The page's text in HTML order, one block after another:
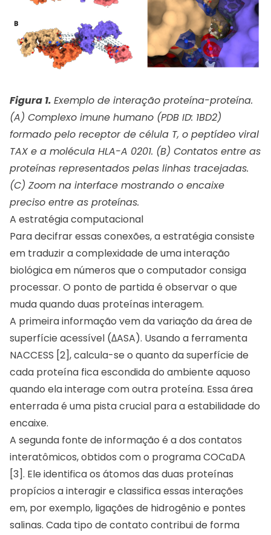
Figura 1. Exemplo de interação proteína-proteína.
(A) Complexo imune humano (PDB ID: 1BD2)
formado pelo receptor de célula T, o peptídeo viral
TAX e a molécula HLA-A 0201. (B) Contatos entre as
proteínas representados pelas linhas tracejadas.
(C) Zoom na interface mostrando o encaixe
preciso entre as proteínas.
A estratégia computacional
Para decifrar essas conexões, a estratégia consiste
em traduzir a complexidade de uma interação
biológica em números que o computador consiga
processar. O ponto de partida é observar o que
muda quando duas proteínas interagem.
A primeira informação vem da variação da área de
superfície acessível (ΔASA). Usando a ferramenta
NACCESS [2], calcula-se o quanto da superfície de
cada proteína fica escondida do ambiente aquoso
quando ela interage com outra proteína. Essa área
enterrada é uma pista crucial para a estabilidade do
encaixe.
A segunda fonte de informação é a dos contatos
interatômicos, obtidos com o programa COCαDA
[3]. Ele identifica os átomos das duas proteínas
propícios a interagir e classifica essas interações
em, por exemplo, ligações de hidrogênio e pontes
salinas. Cada tipo de contato contribui de forma